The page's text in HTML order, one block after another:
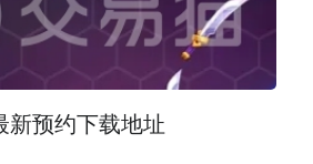
新预约下载地址